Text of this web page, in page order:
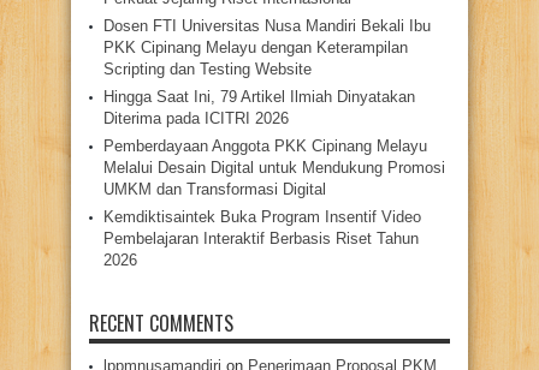
Dosen FTI Universitas Nusa Mandiri Bekali Ibu
PKK Cipinang Melayu dengan Keterampilan
Scripting dan Testing Website
Hingga Saat Ini, 79 Artikel Ilmiah Dinyatakan
Diterima pada ICITRI 2026
Pemberdayaan Anggota PKK Cipinang Melayu
Melalui Desain Digital untuk Mendukung Promosi
UMKM dan Transformasi Digital
Kemdiktisaintek Buka Program Insentif Video
Pembelajaran Interaktif Berbasis Riset Tahun
2026
RECENT COMMENTS
lppmnusamandiri on Penerimaan Proposal PKM